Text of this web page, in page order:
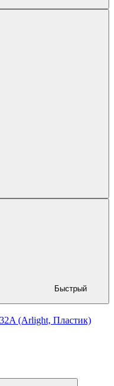
Быстрый
(Arlight, Пластик)